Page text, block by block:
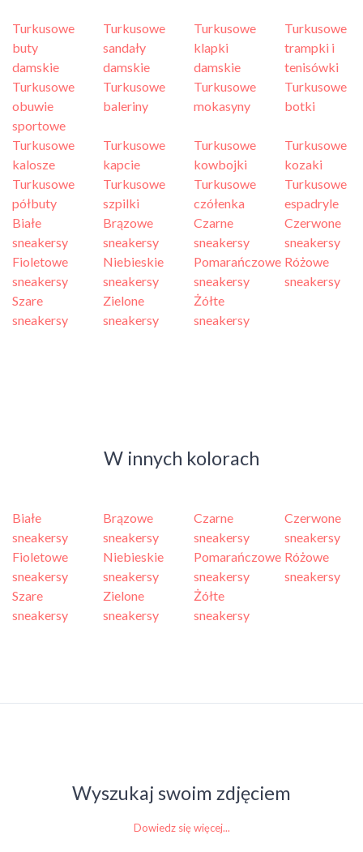
Turkusowe
buty
damskie
Turkusowe
sandały
damskie
Turkusowe
klapki
damskie
Turkusowe
trampki i
tenisówki
Turkusowe
obuwie
sportowe
Turkusowe
baleriny
Turkusowe
mokasyny
Turkusowe
botki
Turkusowe
kalosze
Turkusowe
kapcie
Turkusowe
kowbojki
Turkusowe
kozaki
Turkusowe
półbuty
Turkusowe
szpilki
Turkusowe
czółenka
Turkusowe
espadryle
Białe
sneakersy
Brązowe
sneakersy
Czarne
sneakersy
Czerwone
sneakersy
Fioletowe
sneakersy
Niebieskie
sneakersy
Pomarańczowe
sneakersy
Różowe
sneakersy
Szare
sneakersy
Zielone
sneakersy
Żółte
sneakersy
W innych kolorach
Białe
sneakersy
Brązowe
sneakersy
Czarne
sneakersy
Czerwone
sneakersy
Fioletowe
sneakersy
Niebieskie
sneakersy
Pomarańczowe
sneakersy
Różowe
sneakersy
Szare
sneakersy
Zielone
sneakersy
Żółte
sneakersy
Wyszukaj swoim zdjęciem
Dowiedz się więcej...